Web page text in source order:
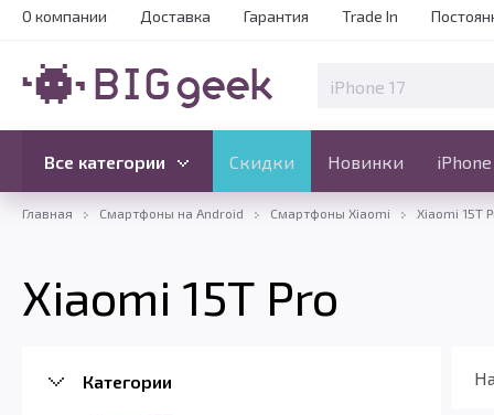
О компании Доставка Гарантия Trade In
Все категории Скидки Новинки iPhone
Скидки Новинки
Все категории
Главная Смартфоны на Android Смартфоны Xiaomi Xiaomi 15T
Xiaomi 15T Pro
Категории